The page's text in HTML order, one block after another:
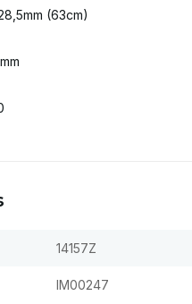
(63cm)
14157Z
IM00247